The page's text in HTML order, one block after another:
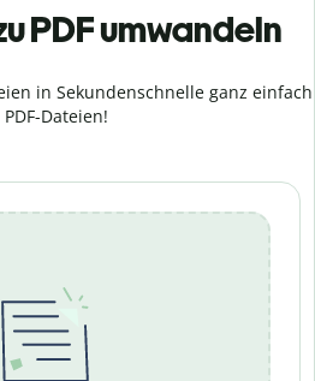
PDF umwandeln
in Sekundenschnelle ganz einfach
Dateien!